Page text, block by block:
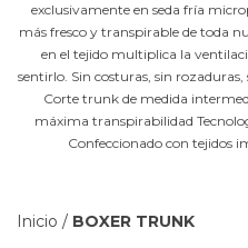
exclusivamente en seda fría
más fresco y transpirable de toda
en el tejido multiplica la
sentirlo. Sin costuras, sin rozaduras,
Corte trunk de medida
máxima transpirabilidad
Confeccionado con tejidos
Inicio / BOXER TRUNK